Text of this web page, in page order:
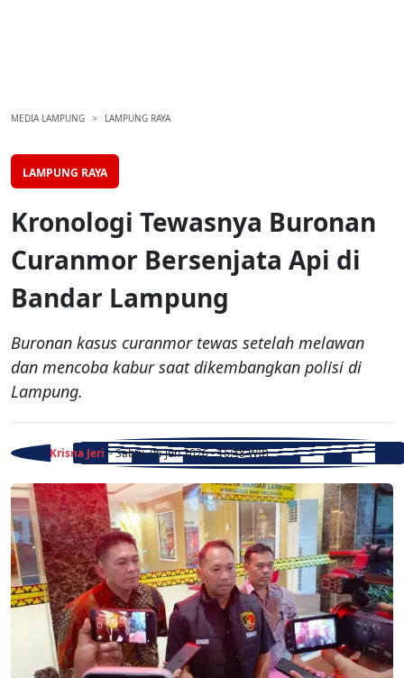
MEDIA LAMPUNG LAMPUNG RAYA
LAMPUNG RAYA
Kronologi Tewasnya Buronan
Curanmor Bersenjata Api di
Bandar Lampung
Buronan kasus curanmor tewas setelah melawan
dan mencoba kabur saat dikembangkan polisi di
Lampung.
Krisna Jeri - Sabtu, 06 Jun 2026 - 16:48 WIB